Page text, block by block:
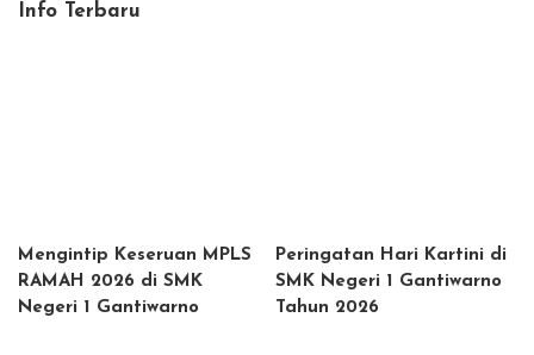
Info Terbaru
Mengintip Keseruan MPLS
RAMAH 2026 di SMK
Negeri 1 Gantiwarno
Peringatan Hari Kartini di
SMK Negeri 1 Gantiwarno
Tahun 2026